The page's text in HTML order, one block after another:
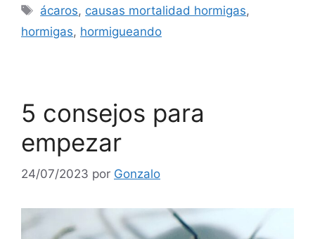
ácaros, causas mortalidad hormigas,
hormigas, hormigueando
5 consejos para
empezar
24/07/2023 por Gonzalo